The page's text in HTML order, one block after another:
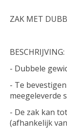
ZAK MET
BESCHRIJVING:
- Dubbele
- Te
meegeleverde
- De zak kan
(afhankelijk